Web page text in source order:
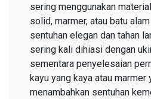
sering menggunakan
solid, marmer, atau batu
sentuhan elegan dan tahan
sering kali dihiasi dengan
sementara penyelesaian
kayu yang kaya atau marmer
menambahkan sentuhan